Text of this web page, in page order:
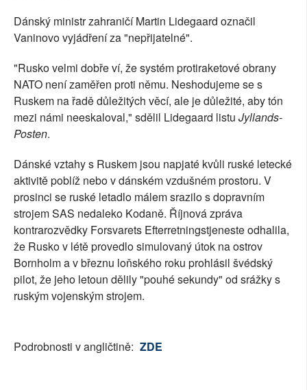
Dánský ministr zahraničí Martin Lidegaard označil
Vaninovo vyjádření za "nepřijatelné".
"Rusko velmi dobře ví, že systém protiraketové obrany
NATO není zaměřen proti němu. Neshodujeme se s
Ruskem na řadě důležitých věcí, ale je důležité, aby tón
mezi námi neeskaloval," sdělil Lidegaard listu Jyllands-
Posten.
Dánské vztahy s Ruskem jsou napjaté kvůli ruské letecké
aktivitě poblíž nebo v dánském vzdušném prostoru. V
prosinci se ruské letadlo málem srazilo s dopravním
strojem SAS nedaleko Kodaně. Říjnová zpráva
kontrarozvědky Forsvarets Efterretningstjeneste odhalila,
že Rusko v létě provedlo simulovaný útok na ostrov
Bornholm a v březnu loňského roku prohlásil švédský
pilot, že jeho letoun dělily "pouhé sekundy" od srážky s
ruským vojenským strojem.
Podrobnosti v angličtině: ZDE